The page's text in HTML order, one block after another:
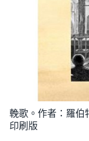
輓歌。作者：羅伯
印刷版